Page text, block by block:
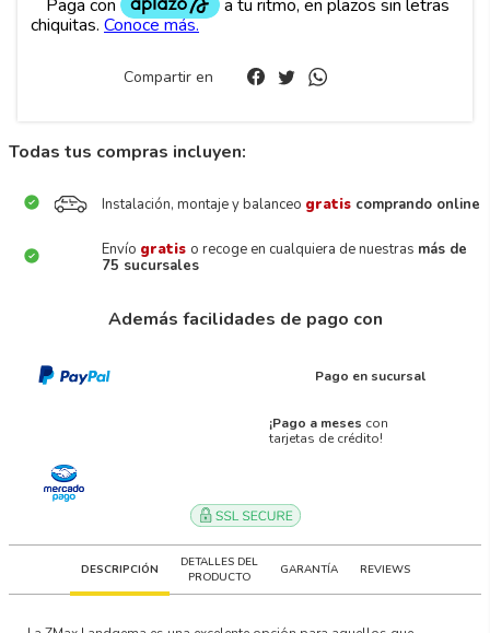
Compartir en
Todas tus compras incluyen:
Instalación, montaje y balanceo gratis comprando online
Envío gratis o recoge en cualquiera de nuestras más de
75 sucursales
Además facilidades de pago con
Pago en sucursal
¡Pago a meses con
tarjetas de crédito!
DESCRIPCIÓN
DETALLES DEL
PRODUCTO
GARANTÍA REVIEWS